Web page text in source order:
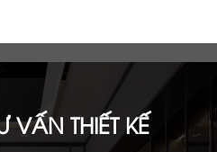
VẤN THIẾT KẾ